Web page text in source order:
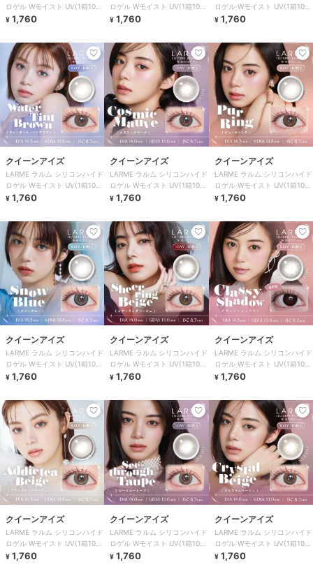
ロゲル Wモイスト UV(1箱10
枚)
¥ 1,760
ロゲル Wモイスト UV(1箱10
枚)
¥ 1,760
ロゲル Wモイスト UV(1箱10
枚)
¥ 1,760
クイーンアイズ
LARME ラルム シリコンハイド
ロゲル Wモイスト UV(1箱10
枚)
¥ 1,760
クイーンアイズ
LARME ラルム シリコンハイド
ロゲル Wモイスト UV(1箱10
枚)
¥ 1,760
クイーンアイズ
LARME ラルム シリコンハイド
ロゲル Wモイスト UV(1箱10
枚)
¥ 1,760
クイーンアイズ
LARME ラルム シリコンハイド
ロゲル Wモイスト UV(1箱10
枚)
¥ 1,760
クイーンアイズ
LARME ラルム シリコンハイド
ロゲル Wモイスト UV(1箱10
枚)
¥ 1,760
クイーンアイズ
LARME ラルム シリコンハイド
ロゲル Wモイスト UV(1箱10
枚)
¥ 1,760
クイーンアイズ
LARME ラルム シリコンハイド
ロゲル Wモイスト UV(1箱10
枚)
¥ 1,760
クイーンアイズ
LARME ラルム シリコンハイド
ロゲル Wモイスト UV(1箱10
枚)
¥ 1,760
クイーンアイズ
LARME ラルム シリコンハイド
ロゲル Wモイスト UV(1箱10
枚)
¥ 1,760